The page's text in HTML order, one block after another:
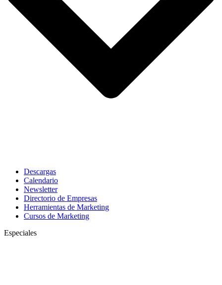
Descargas
Calendario
Newsletter
Directorio de Empresas
Herramientas de Marketing
Cursos de Marketing
Especiales